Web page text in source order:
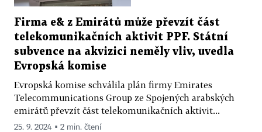
Firma e& z Emirátů může převzít část
telekomunikačních aktivit PPF. Státní
subvence na akvizici neměly vliv, uvedla
Evropská komise
Evropská komise schválila plán firmy Emirates
Telecommunications Group ze Spojených arabských
emirátů převzít část telekomunikačních aktivit...
25. 9. 2024 ▪ 2 min. čtení